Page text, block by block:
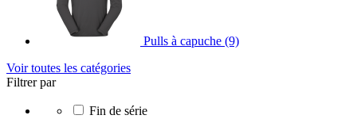
Pulls à capuche (9)
Voir toutes les catégories
Filtrer par
Fin de série